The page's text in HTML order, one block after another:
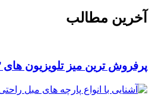
آخرین مطالب
پرفروش ترین میز تلویزیون های ۱۴۰۳ ایران میز